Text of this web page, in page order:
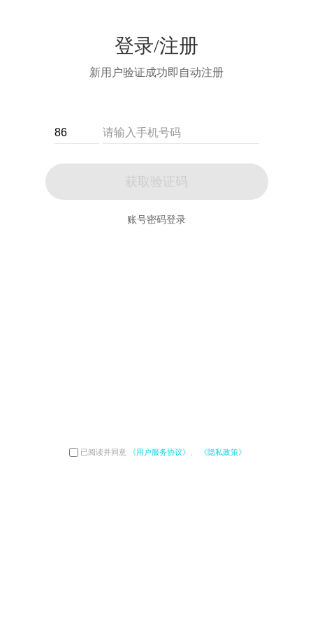
登录/注册
新用户验证成功即自动注册
获取验证码
账号密码登录
已阅读并同意 《用户服务协议》 《隐私政策》